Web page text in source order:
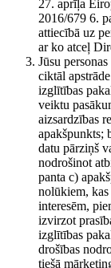
27. aprīļa
2016/679 6.
attiecībā uz
ar ko atceļ
Jūsu
ciktāl
izglītības
veiktu
aizsardzības
apakšpunkts;
datu pārziņš
nodrošinot
panta c)
nolūkiem,
interesēm,
izvirzot
izglītības
drošības
tiešā